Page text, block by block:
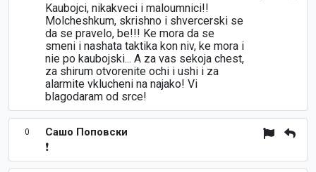
Kaubojci, nikakveci i maloumnici!!
Molcheshkum, skrishno i shvercerski se
da se pravelo, be!!! Ke mora da se
smeni i nashata taktika kon niv, ke mora i
nie po kaubojski... A za vas sekoja chest,
za shirum otvorenite ochi i ushi i za
alarmite vklucheni na najako! Vi
blagodaram od srce!
0 Сашо Поповски
❗